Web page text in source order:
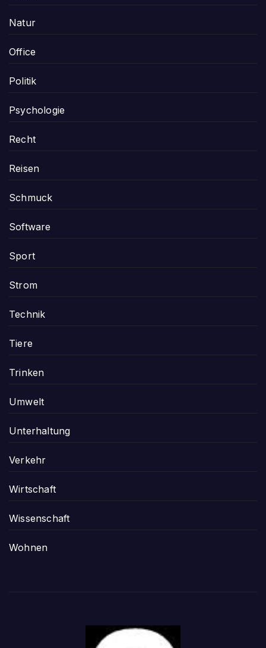
Natur
Office
Politik
Psychologie
Recht
Reisen
Schmuck
Software
Sport
Strom
Technik
Tiere
Trinken
Umwelt
Unterhaltung
Verkehr
Wirtschaft
Wissenschaft
Wohnen